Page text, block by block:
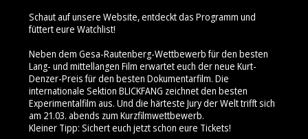
Schaut auf unsere Website, entdeckt das Programm und
füttert eure Watchlist!
Neben dem Gesa-Rautenberg-Wettbewerb für den besten
Lang- und mittellangen Film erwartet euch der neue Kurt-
Denzer-Preis für den besten Dokumentarfilm. Die
internationale Sektion BLICKFANG zeichnet den besten
Experimentalfilm aus. Und die härteste Jury der Welt trifft sich
am 21.03. abends zum Kurzfilmwettbewerb.
Kleiner Tipp: Sichert euch jetzt schon eure Tickets!